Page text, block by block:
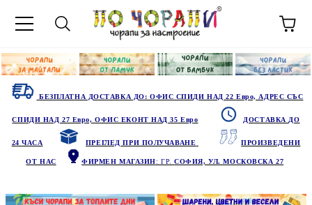
БЕЗПЛАТНА ДОСТАВКА ДО: ОФИС СПИДИ НАД 22 Евро, АДРЕС СЪС
СПИДИ НАД 27 Евро, ОФИС ЕКОНТ НАД 35 Евро ДОСТАВКА ДО
24 ЧАСА ПРЕГЛЕД ПРИ ПОЛУЧАВАНЕ ПРОИЗВЕДЕНИ
ОТ НАС ФИРМЕН МАГАЗИН: ГР.СОФИЯ, УЛ. МОСКОВСКА 27